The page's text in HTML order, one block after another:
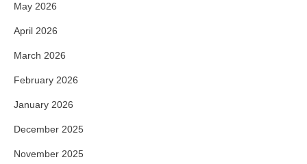
May 2026
April 2026
March 2026
February 2026
January 2026
December 2025
November 2025